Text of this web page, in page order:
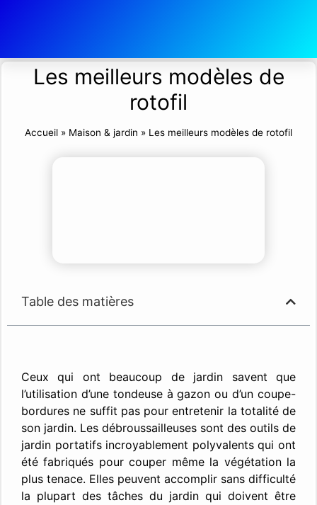
Les meilleurs modèles de
rotofil
Accueil » Maison & jardin » Les meilleurs modèles de rotofil
Table des matières
Ceux qui ont beaucoup de jardin savent que
l’utilisation d’une tondeuse à gazon ou d’un coupe-
bordures ne suffit pas pour entretenir la totalité de
son jardin. Les débroussailleuses sont des outils de
jardin portatifs incroyablement polyvalents qui ont
été fabriqués pour couper même la végétation la
plus tenace. Elles peuvent accomplir sans difficulté
la plupart des tâches du jardin qui doivent être